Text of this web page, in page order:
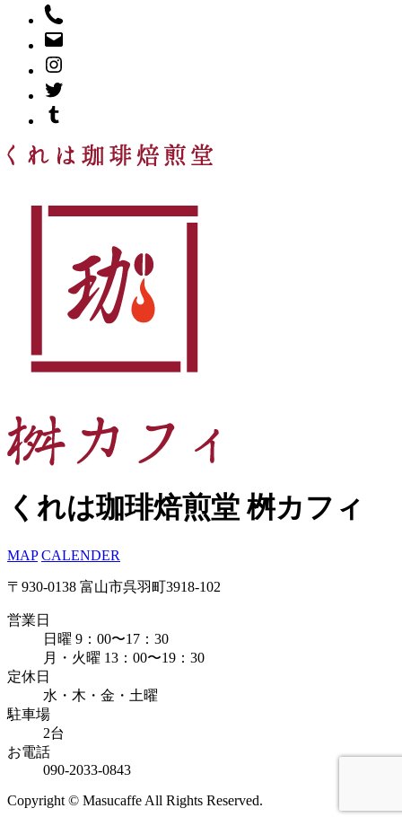
くれは珈琲焙煎堂 桝カフィ
MAP CALENDER
〒930-0138 富山市呉羽町3918-102
営業日
日曜 9：00〜17：30
月・火曜 13：00〜19：30
定休日
水・木・金・土曜
駐車場
2台
お電話
090-2033-0843
Copyright © Masucaffe All Rights Reserved.